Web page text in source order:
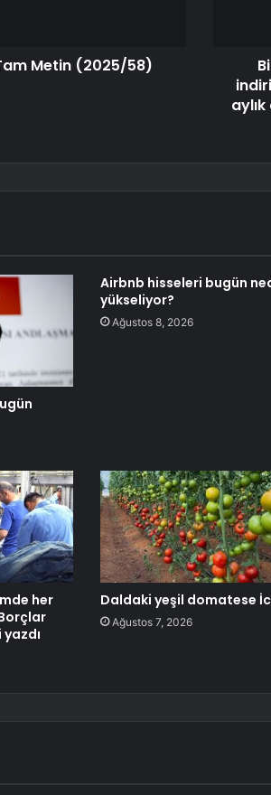
Metin (2025/58)
Airbnb hisseleri bugün
yükseliyor?
Ağustos 8, 2026
her
Daldaki yeşil domatese
Ağustos 7, 2026